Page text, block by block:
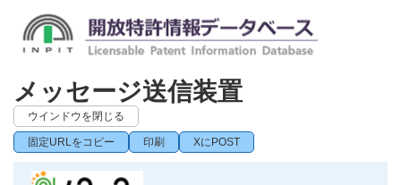
メッセージ送信装置
ウインドウを閉じる
固定URLをコピー 印刷 XにPOST